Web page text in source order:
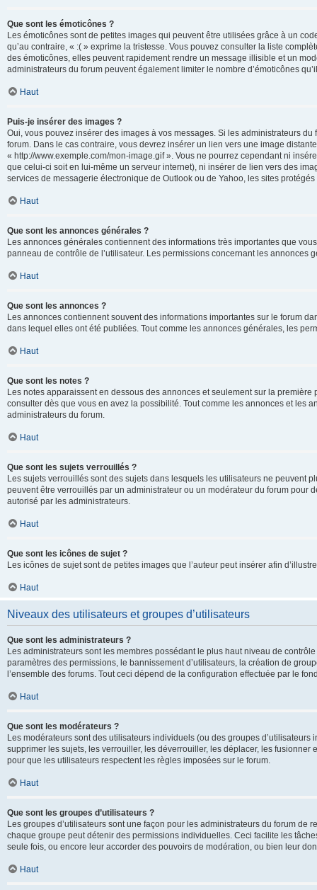
Que sont les émoticônes ?
Les émoticônes sont de petites images qui peuvent être utilisées grâce à un
qu’au contraire, « :( » exprime la tristesse. Vous pouvez consulter la liste
des émoticônes, elles peuvent rapidement rendre un message illisible et un
administrateurs du forum peuvent également limiter le nombre d’émoticônes
Haut
Puis-je insérer des images ?
Oui, vous pouvez insérer des images à vos messages. Si les administrateurs
forum. Dans le cas contraire, vous devrez insérer un lien vers une image
« http://www.exemple.com/mon-image.gif ». Vous ne pourrez cependant ni
que celui-ci soit en lui-même un serveur internet), ni insérer de lien vers des
services de messagerie électronique de Outlook ou de Yahoo, les sites
Haut
Que sont les annonces générales ?
Les annonces générales contiennent des informations très importantes que
panneau de contrôle de l’utilisateur. Les permissions concernant les annonces
Haut
Que sont les annonces ?
Les annonces contiennent souvent des informations importantes sur le forum
dans lequel elles ont été publiées. Tout comme les annonces générales, les
Haut
Que sont les notes ?
Les notes apparaissent en dessous des annonces et seulement sur la
consulter dès que vous en avez la possibilité. Tout comme les annonces et les
administrateurs du forum.
Haut
Que sont les sujets verrouillés ?
Les sujets verrouillés sont des sujets dans lesquels les utilisateurs ne peuvent
peuvent être verrouillés par un administrateur ou un modérateur du forum pour
autorisé par les administrateurs.
Haut
Que sont les icônes de sujet ?
Les icônes de sujet sont de petites images que l’auteur peut insérer afin
Haut
Niveaux des utilisateurs et groupes d’utilisateurs
Que sont les administrateurs ?
Les administrateurs sont les membres possédant le plus haut niveau de
paramètres des permissions, le bannissement d’utilisateurs, la création de
l’ensemble des forums. Tout ceci dépend de la configuration effectuée par le
Haut
Que sont les modérateurs ?
Les modérateurs sont des utilisateurs individuels (ou des groupes
supprimer les sujets, les verrouiller, les déverrouiller, les déplacer, les
pour que les utilisateurs respectent les règles imposées sur le forum.
Haut
Que sont les groupes d’utilisateurs ?
Les groupes d’utilisateurs sont une façon pour les administrateurs du forum
chaque groupe peut détenir des permissions individuelles. Ceci facilite les
seule fois, ou encore leur accorder des pouvoirs de modération, ou bien leur
Haut